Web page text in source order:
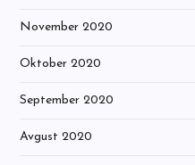
November 2020
Oktober 2020
September 2020
Avgust 2020